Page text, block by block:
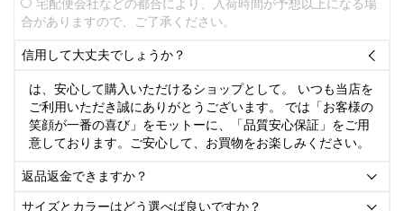
宅配便会社などの都合により、入荷時間が予想以上になる場
合がありますので、ご了承ください。
信用して大丈夫でしょうか？ 
は、安心して購入いただけるショップとして。 いつも当店を
ご利用いただき誠にありがとうございます。 では「お客様の
笑顔が一番の喜び」をモットーに、「品質安心保証」をご用
意しております。ご安心して、お買物をお楽しみください。
返品返金できますか？ 
サイズとカラーはどう選べば良いですか？ 